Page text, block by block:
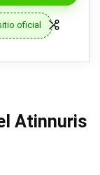
oficial
Atinnuris